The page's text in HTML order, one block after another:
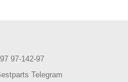
Мерседес CLS-
но не в бережном
97-142-97
Telegram